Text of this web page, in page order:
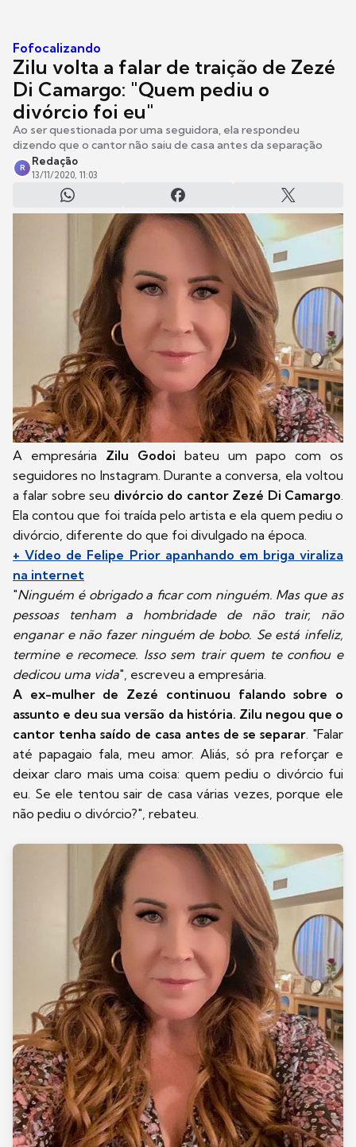
Fofocalizando
Zilu volta a falar de traição de Zezé
Di Camargo: "Quem pediu o
divórcio foi eu"
Ao ser questionada por uma seguidora, ela respondeu
dizendo que o cantor não saiu de casa antes da separação
R
Redação
13/11/2020, 11:03
A empresária Zilu Godoi bateu um papo com os
seguidores no Instagram. Durante a conversa, ela voltou
a falar sobre seu divórcio do cantor Zezé Di Camargo
Ela contou que foi traída pelo artista e ela quem pediu o
divórcio, diferente do que foi divulgado na época.
+ Vídeo de Felipe Prior apanhando em briga viraliza
na internet
"Ninguém é obrigado a ficar com ninguém. Mas que as
pessoas tenham a hombridade de não trair, não
enganar e não fazer ninguém de bobo. Se está infeliz,
termine e recomece. Isso sem trair quem te confiou e
dedicou uma vida", escreveu a empresária.
A ex-mulher de Zezé continuou falando sobre o
assunto e deu sua versão da história. Zilu negou que o
cantor tenha saído de casa antes de se separar . "Falar
até papagaio fala, meu amor. Aliás, só pra reforçar e
deixar claro mais uma coisa: quem pediu o divórcio fui
eu. Se ele tentou sair de casa várias vezes, porque ele
não pediu o divórcio?", rebateu.